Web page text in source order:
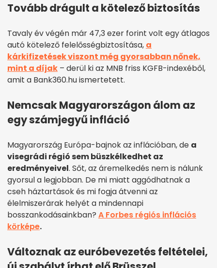
Tovább drágult a kötelező biztosítás
Tavaly év végén már 47,3 ezer forint volt egy átlagos
autó kötelező felelősségbiztosítása, a
kárkifizetések viszont még gyorsabban nőnek,
mint a díjak – derül ki az MNB friss KGFB-indexéből,
amit a Bank360.hu ismertetett.
Nemcsak Magyarországon álom az
egy számjegyű infláció
Magyarország Európa-bajnok az inflációban, de a
visegrádi régió sem büszkélkedhet az
eredményeivel. Sőt, az áremelkedés nem is nálunk
gyorsul a legjobban. De mi miatt aggódhatnak a
cseh háztartások és mi fogja átvenni az
élelmiszerárak helyét a mindennapi
bosszankodásainkban? A Forbes régiós inflációs
körképe.
Változnak az euróbevezetés feltételei,